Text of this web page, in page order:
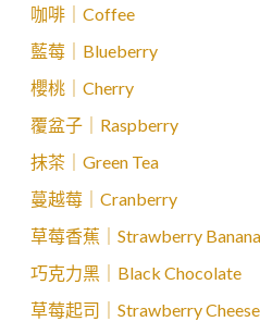
咖啡｜Coffee
藍莓｜Blueberry
櫻桃｜Cherry
覆盆子｜Raspberry
抹茶｜Green Tea
蔓越莓｜Cranberry
草莓香蕉｜Strawberry Banana
巧克力黑｜Black Chocolate
草莓起司｜Strawberry Cheese